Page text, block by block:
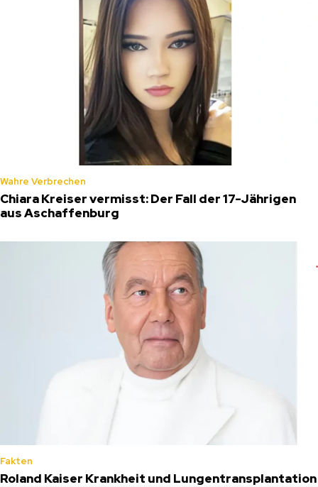
Wahre Verbrechen
Chiara Kreiser vermisst: Der Fall der 17-Jährigen
aus Aschaffenburg
Fakten
Roland Kaiser Krankheit und Lungentransplantation